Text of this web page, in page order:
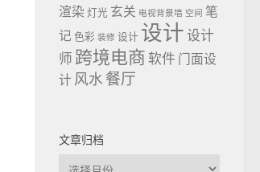
渲染 灯光 玄关 电视背景墙 空间 笔
记 色彩 装修 设计 设计设计
师 跨境电商软件 门面设
计 风水 餐厅
文章归档
文